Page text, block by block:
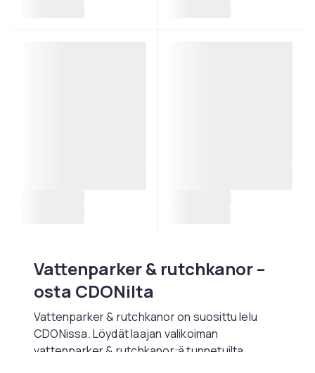
Vattenparker & rutchkanor –
osta CDONilta
Vattenparker & rutchkanor on suosittu lelu
CDONissa. Löydät laajan valikoiman
vattenparker & rutchkanor:ä tunnetuilta